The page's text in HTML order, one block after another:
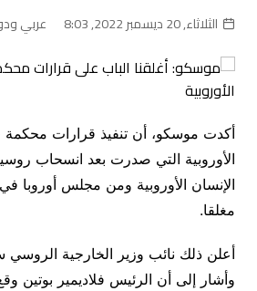
الثلاثاء, 20 ديسمبر 2022, 8:03 عربي
أكدت موسكو، أن تنفيذ قرارات محكمة
الأوروبية التي صدرت بعد انسحاب
الإنسان الأوروبية ومن مجلس
مغلقا.
أعلن ذلك نائب وزير الخارجية الروسي